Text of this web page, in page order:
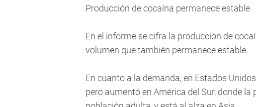
Producción de cocaína permanece estable
En el informe se cifra la producción de
volumen que también permanece estable.
En cuanto a la demanda, en Estados
pero aumentó en América del Sur, donde la